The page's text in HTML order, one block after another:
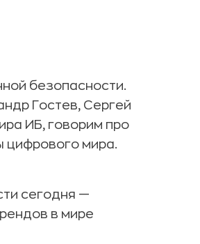
безопасности.
Гостев, Сергей
ИБ, говорим про
цифрового мира.
сегодня —
в мире